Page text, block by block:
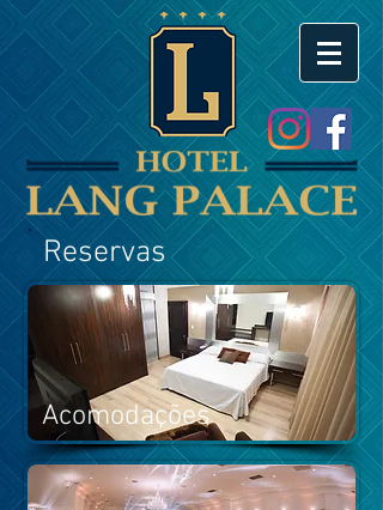
Reservas
Acomodações